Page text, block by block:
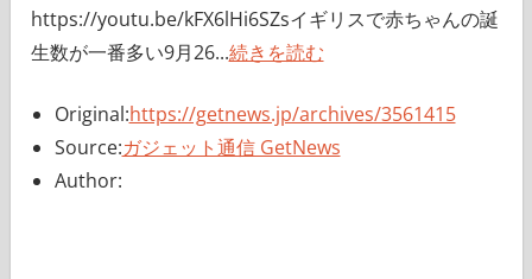
https://youtu.be/kFX6lHi6SZsイギリスで赤ちゃんの誕
生数が一番多い9月26...続きを読む
Original:https://getnews.jp/archives/3561415
Source:ガジェット通信 GetNews
Author: